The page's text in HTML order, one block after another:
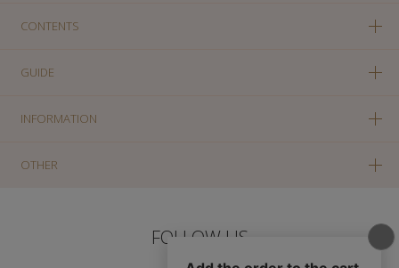
CONTENTS
GUIDE
INFORMATION
OTHER
FOLLOW US